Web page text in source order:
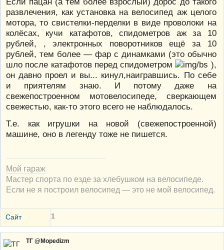
развлечения, как установка на велосипед аж целого
мотора, то свистелки-перделки в виде проволоки на
колёсах, кучи катафотов, спидометров аж за 10
рублей, , электронных поворотников ещё за 10
рублей, тем более — фар с динамками (это обычно
шло после катафотов перед спидометром
),
он давно проел и вы... кинул,наигравшись. По себе
и приятелям знаю. И потому даже на
свежепостроенном мотовелосипеде, сверкающем
свежестью, как-то этого всего не наблюдалось.
Т.е. как игрушки на новой (свежепостроенной)
машине, оно в легенду тоже не пишется.
Мой гараж
Мастер спорта по езде за хлебушком на велосипеде.
Если не я построил велосипед — это не мой велосипед.
Сайт 1
ТГ @Mopedizm